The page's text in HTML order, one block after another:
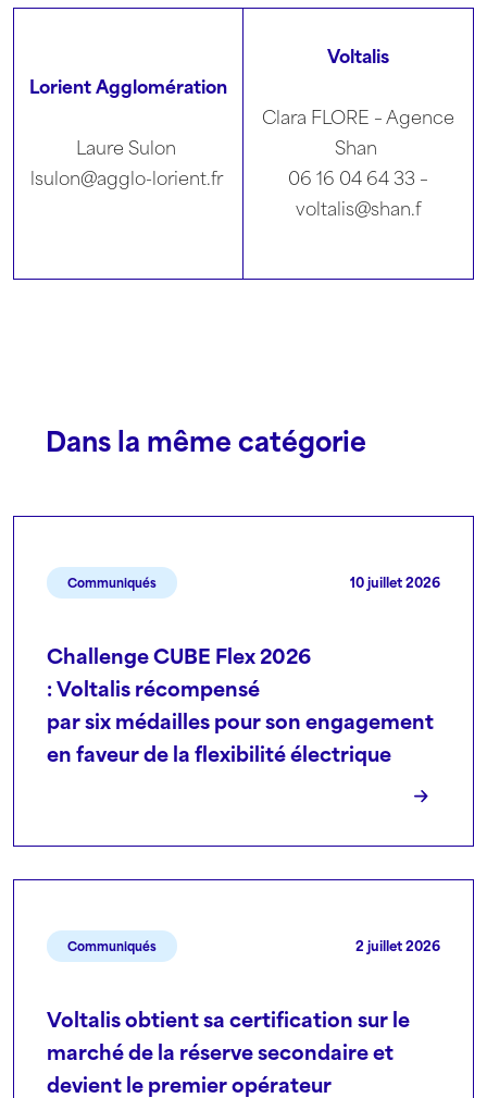
Lorient Agglomération
Laure Sulon
lsulon@agglo-lorient.fr
Voltalis
Clara FLORE – Agence
Shan
06 16 04 64 33 –
voltalis@shan.f
Dans la même catégorie
Communiqués 10 juillet 2026
Challenge CUBE Flex 2026
: Voltalis récompensé
par six médailles pour son engagement
en faveur de la flexibilité électrique
Communiqués 2 juillet 2026
Voltalis obtient sa certification sur le
marché de la réserve secondaire et
devient le premier opérateur